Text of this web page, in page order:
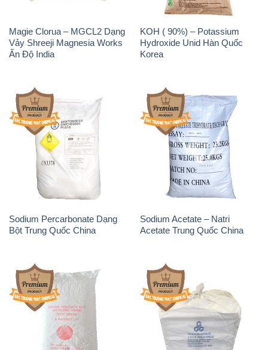
Magie Clorua – MGCL2 Dạng
Vảy Shreeji Magnesia Works
Ấn Độ India
KOH ( 90%) – Potassium
Hydroxide Unid Hàn Quốc
Korea
Sodium Percarbonate Dạng
Bột Trung Quốc China
Sodium Acetate – Natri
Acetate Trung Quốc China